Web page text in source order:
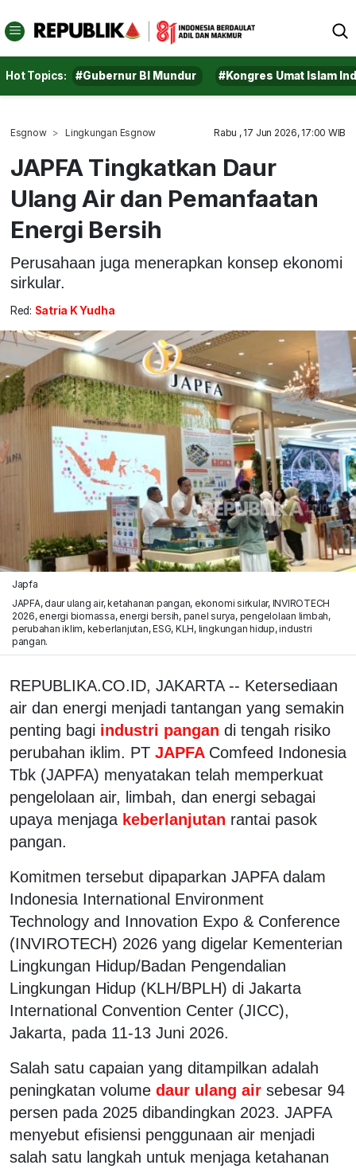
Hot Topics: #Gubernur BI Mundur #Kongres Umat Islam
Esgnow Lingkungan Esgnow Rabu , 17 Jun 2026, 17:00 WIB
JAPFA Tingkatkan Daur
Ulang Air dan Pemanfaatan
Energi Bersih
Perusahaan juga menerapkan konsep ekonomi
sirkular.
Red: Satria K Yudha
Japfa
JAPFA, daur ulang air, ketahanan pangan, ekonomi sirkular, INVIROTECH
2026, energi biomassa, energi bersih, panel surya, pengelolaan limbah,
perubahan iklim, keberlanjutan, ESG, KLH, lingkungan hidup, industri
pangan.
REPUBLIKA.CO.ID, JAKARTA -- Ketersediaan
air dan energi menjadi tantangan yang semakin
penting bagi industri pangan di tengah risiko
perubahan iklim. PT JAPFA Comfeed Indonesia
Tbk (JAPFA) menyatakan telah memperkuat
pengelolaan air, limbah, dan energi sebagai
upaya menjaga keberlanjutan rantai pasok
pangan.
Komitmen tersebut dipaparkan JAPFA dalam
Indonesia International Environment
Technology and Innovation Expo & Conference
(INVIROTECH) 2026 yang digelar Kementerian
Lingkungan Hidup/Badan Pengendalian
Lingkungan Hidup (KLH/BPLH) di Jakarta
International Convention Center (JICC),
Jakarta, pada 11-13 Juni 2026.
Salah satu capaian yang ditampilkan adalah
peningkatan volume daur ulang air sebesar 94
persen pada 2025 dibandingkan 2023. JAPFA
menyebut efisiensi penggunaan air menjadi
salah satu langkah untuk menjaga ketahanan